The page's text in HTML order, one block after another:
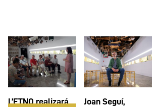
L’ETNO realizará
Joan Seguí,